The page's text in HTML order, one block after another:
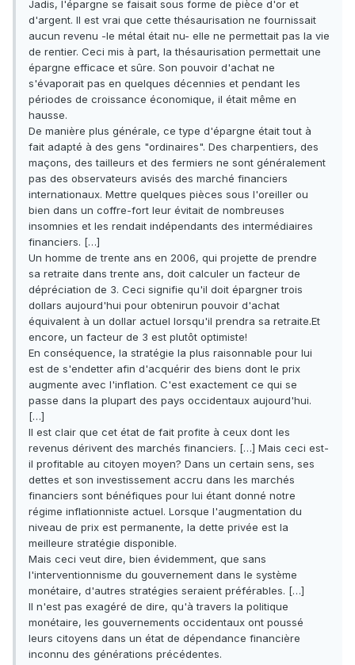
Jadis, l'épargne se faisait sous forme de pièce d'or et
d'argent. Il est vrai que cette thésaurisation ne fournissait
aucun revenu -le métal était nu- elle ne permettait pas la vie
de rentier. Ceci mis à part, la thésaurisation permettait une
épargne efficace et sûre. Son pouvoir d'achat ne
s'évaporait pas en quelques décennies et pendant les
périodes de croissance économique, il était même en
hausse.
De manière plus générale, ce type d'épargne était tout à
fait adapté à des gens "ordinaires". Des charpentiers, des
maçons, des tailleurs et des fermiers ne sont généralement
pas des observateurs avisés des marché financiers
internationaux. Mettre quelques pièces sous l'oreiller ou
bien dans un coffre-fort leur évitait de nombreuses
insomnies et les rendait indépendants des intermédiaires
financiers. […]
Un homme de trente ans en 2006, qui projette de prendre
sa retraite dans trente ans, doit calculer un facteur de
dépréciation de 3. Ceci signifie qu'il doit épargner trois
dollars aujourd'hui pour obtenirun pouvoir d'achat
équivalent à un dollar actuel lorsqu'il prendra sa retraite.Et
encore, un facteur de 3 est plutôt optimiste!
En conséquence, la stratégie la plus raisonnable pour lui
est de s'endetter afin d'acquérir des biens dont le prix
augmente avec l'inflation. C'est exactement ce qui se
passe dans la plupart des pays occidentaux aujourd'hui.
[…]
Il est clair que cet état de fait profite à ceux dont les
revenus dérivent des marchés financiers. […] Mais ceci est-
il profitable au citoyen moyen? Dans un certain sens, ses
dettes et son investissement accru dans les marchés
financiers sont bénéfiques pour lui étant donné notre
régime inflationniste actuel. Lorsque l'augmentation du
niveau de prix est permanente, la dette privée est la
meilleure stratégie disponible.
Mais ceci veut dire, bien évidemment, que sans
l'interventionnisme du gouvernement dans le système
monétaire, d'autres stratégies seraient préférables. […]
Il n'est pas exagéré de dire, qu'à travers la politique
monétaire, les gouvernements occidentaux ont poussé
leurs citoyens dans un état de dépendance financière
inconnu des générations précédentes.